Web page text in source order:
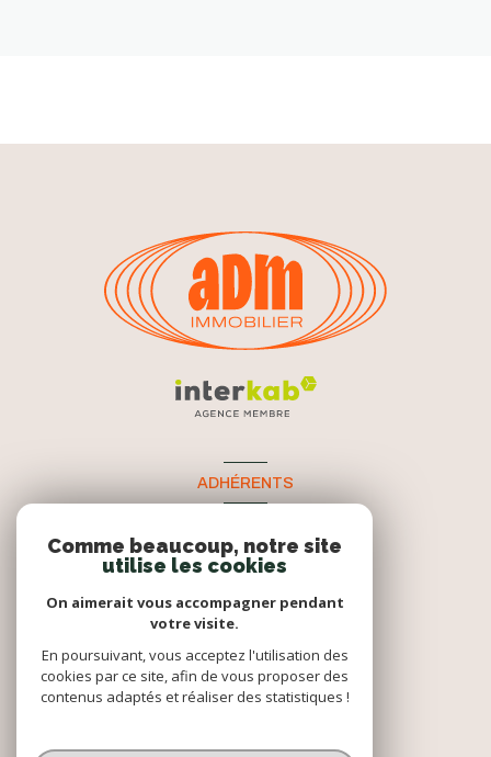
ADHÉRENTS
Comme beaucoup, notre site
utilise les cookies
On aimerait vous accompagner pendant
votre visite.
En poursuivant, vous acceptez l'utilisation des
cookies par ce site, afin de vous proposer des
contenus adaptés et réaliser des statistiques !